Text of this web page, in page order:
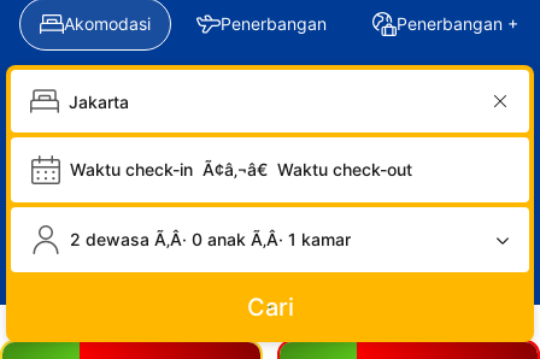
Akomodasi Penerbangan Penerbangan +
Waktu check-in Ã¢â‚¬â€ Waktu check-out
2 dewasa Ã‚Â· 0 anak Ã‚Â· 1 kamar
Cari